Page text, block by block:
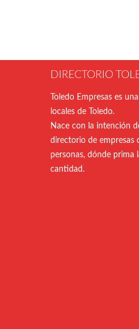
DIRECTORIO
Toledo Empresas es
locales de Toledo.
Nace con la intención
directorio de empresas
personas, dónde prima
cantidad.